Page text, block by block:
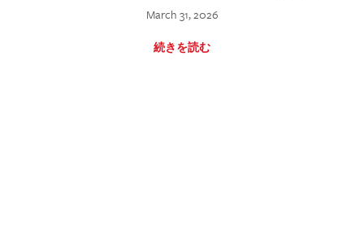
March 31, 2026
続きを読む